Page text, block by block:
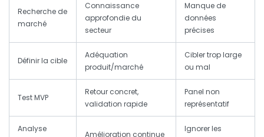
Recherche de
marché
Connaissance
approfondie du
secteur
Manque de
données
précises
Définir la cible
Adéquation
produit/marché
Cibler trop large
ou mal
Test MVP
Retour concret,
validation rapide
Panel non
représentatif
Analyse
Amélioration continue
Ignorer les